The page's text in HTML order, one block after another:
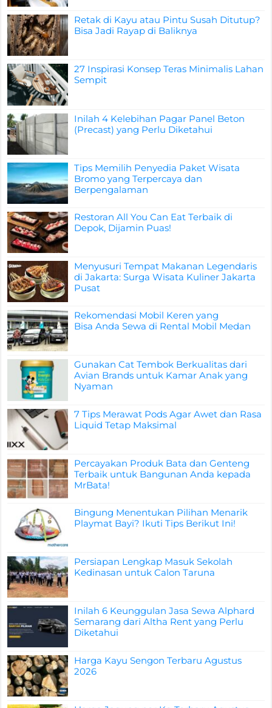
Retak di Kayu atau Pintu Susah Ditutup?
Bisa Jadi Rayap di Baliknya
27 Inspirasi Konsep Teras Minimalis Lahan
Sempit
Inilah 4 Kelebihan Pagar Panel Beton
(Precast) yang Perlu Diketahui
Tips Memilih Penyedia Paket Wisata
Bromo yang Terpercaya dan
Berpengalaman
Restoran All You Can Eat Terbaik di
Depok, Dijamin Puas!
Menyusuri Tempat Makanan Legendaris
di Jakarta: Surga Wisata Kuliner Jakarta
Pusat
Rekomendasi Mobil Keren yang
Bisa Anda Sewa di Rental Mobil Medan
Gunakan Cat Tembok Berkualitas dari
Avian Brands untuk Kamar Anak yang
Nyaman
7 Tips Merawat Pods Agar Awet dan Rasa
Liquid Tetap Maksimal
Percayakan Produk Bata dan Genteng
Terbaik untuk Bangunan Anda kepada
MrBata!
Bingung Menentukan Pilihan Menarik
Playmat Bayi? Ikuti Tips Berikut Ini!
Persiapan Lengkap Masuk Sekolah
Kedinasan untuk Calon Taruna
Inilah 6 Keunggulan Jasa Sewa Alphard
Semarang dari Altha Rent yang Perlu
Diketahui
Harga Kayu Sengon Terbaru Agustus
2026